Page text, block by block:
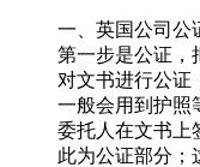
一、英国公司公
第一步是公证，
对文书进行公证
一般会用到护照
委托人在文书上
此为公证部分；